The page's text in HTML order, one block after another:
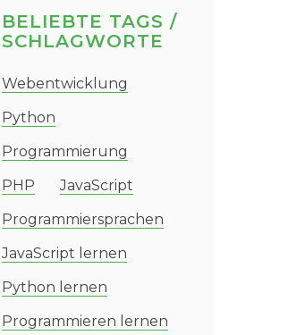
BELIEBTE TAGS /
SCHLAGWORTE
Webentwicklung
Python
Programmierung
PHP
JavaScript
Programmiersprachen
JavaScript lernen
Python lernen
Programmieren lernen